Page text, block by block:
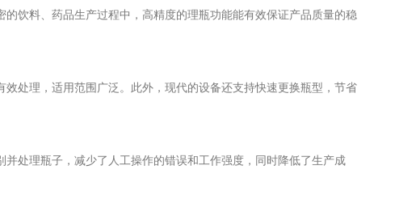
饮料、药品生产过程中，高精度的理瓶功能能有效保证产品质量的稳
处理，适用范围广泛。此外，现代的设备还支持快速更换瓶型，节省
处理瓶子，减少了人工操作的错误和工作强度，同时降低了生产成